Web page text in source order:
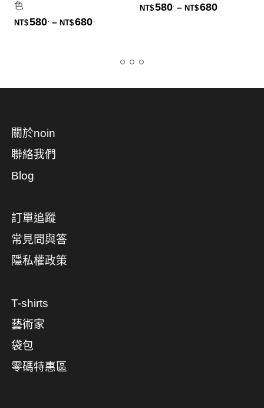
色
NT$580 – NT$680價格範圍：NT$580. 到 NT$680.
NT$580 – NT$680
關於noin
聯絡我們
Blog
訂單追蹤
常見問與答
隱私權政策
T-shirts
藝術家
袋包
零碼特惠區